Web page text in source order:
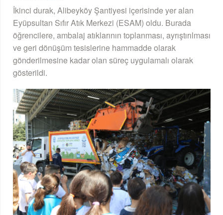
İkinci durak, Alibeyköy Şantiyesi içerisinde yer alan
Eyüpsultan Sıfır Atık Merkezi (ESAM) oldu. Burada
öğrencilere, ambalaj atıklarının toplanması, ayrıştırılması
ve geri dönüşüm tesislerine hammadde olarak
gönderilmesine kadar olan süreç uygulamalı olarak
gösterildi.